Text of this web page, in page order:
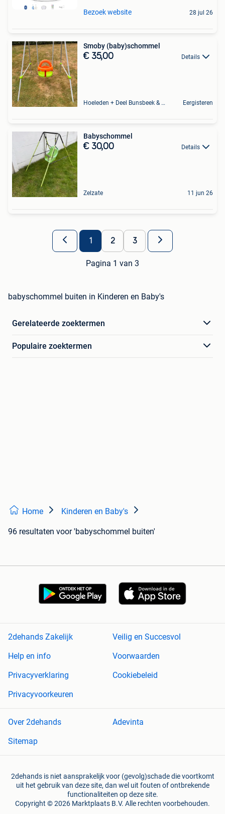
Bezoek website 28 jul 26
Smoby (baby)schommel
€ 35,00 Details
Hoeleden + Deel Bunsbeek & Sint-Magriete-Houtem Eergisteren
Babyschommel
€ 30,00 Details
Zelzate 11 jun 26
1 2 3
Pagina 1 van 3
babyschommel buiten in Kinderen en Baby's
Gerelateerde zoektermen
Populaire zoektermen
Home Kinderen en Baby's
96 resultaten voor 'babyschommel buiten'
2dehands Zakelijk
Veilig en Succesvol
Help en info
Voorwaarden
Privacyverklaring
Cookiebeleid
Privacyvoorkeuren
Over 2dehands
Adevinta
Sitemap
2dehands is niet aansprakelijk voor (gevolg)schade die voortkomt
uit het gebruik van deze site, dan wel uit fouten of ontbrekende
functionaliteiten op deze site.
Copyright © 2026 Marktplaats B.V. Alle rechten voorbehouden.